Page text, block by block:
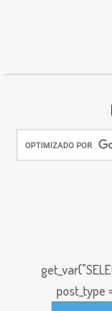
post_type